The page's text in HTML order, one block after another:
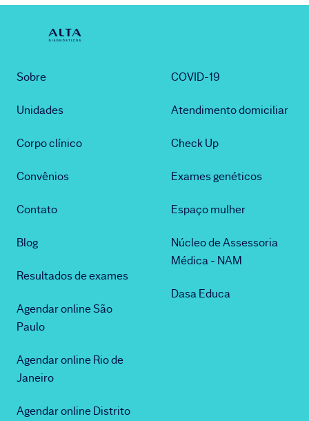
Sobre
Unidades
Corpo clínico
Convênios
Contato
Blog
Resultados de exames
Agendar online São
Paulo
Agendar online Rio de
Janeiro
Agendar online Distrito
COVID-19
Atendimento domiciliar
Check Up
Exames genéticos
Espaço mulher
Núcleo de Assessoria
Médica - NAM
Dasa Educa